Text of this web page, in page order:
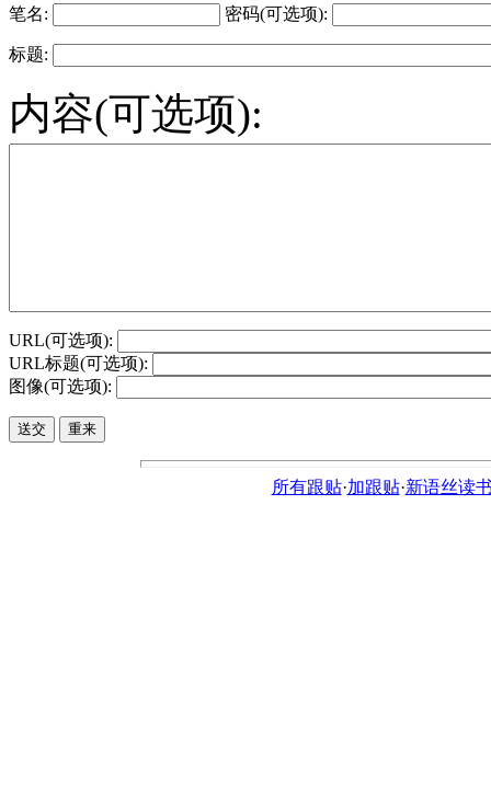
笔名: 密码(可选项):
标题:
内容(可选项):
URL(可选项):
URL标题(可选项):
图像(可选项):
所有跟贴·加跟贴·新语丝读